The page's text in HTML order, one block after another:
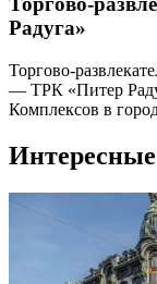
Радуга»
Торгово-
— ТРК «Питер
Комплексов в
Интересные